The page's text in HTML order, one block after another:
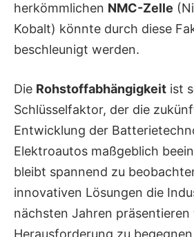
herkömmlichen NMC-Zelle
Kobalt) könnte durch diese
beschleunigt werden.
Die Rohstoffabhängigkeit ist
Schlüsselfaktor, der die
Entwicklung der
Elektroautos maßgeblich
bleibt spannend zu
innovativen Lösungen die
nächsten Jahren präsentieren
Herausforderung zu begegnen.